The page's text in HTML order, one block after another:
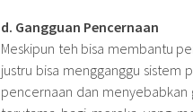
d. Gangguan Pencernaan
Meskipun teh bisa membantu
justru bisa mengganggu
pencernaan dan